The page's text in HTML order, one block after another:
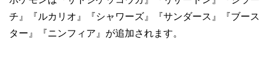
チ』『ルカリオ』『シャワーズ』『サンダース』『ブース
ター』『ニンフィア』が追加されます。